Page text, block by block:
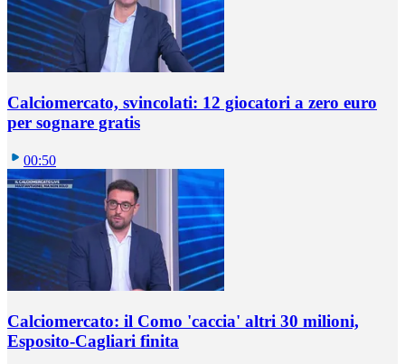
Calciomercato, svincolati: 12 giocatori a zero euro
per sognare gratis
00:50
Calciomercato: il Como 'caccia' altri 30 milioni,
Esposito-Cagliari finita